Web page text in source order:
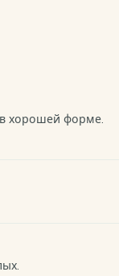
в хорошей форме.